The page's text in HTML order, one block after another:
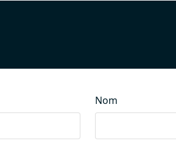
Nom